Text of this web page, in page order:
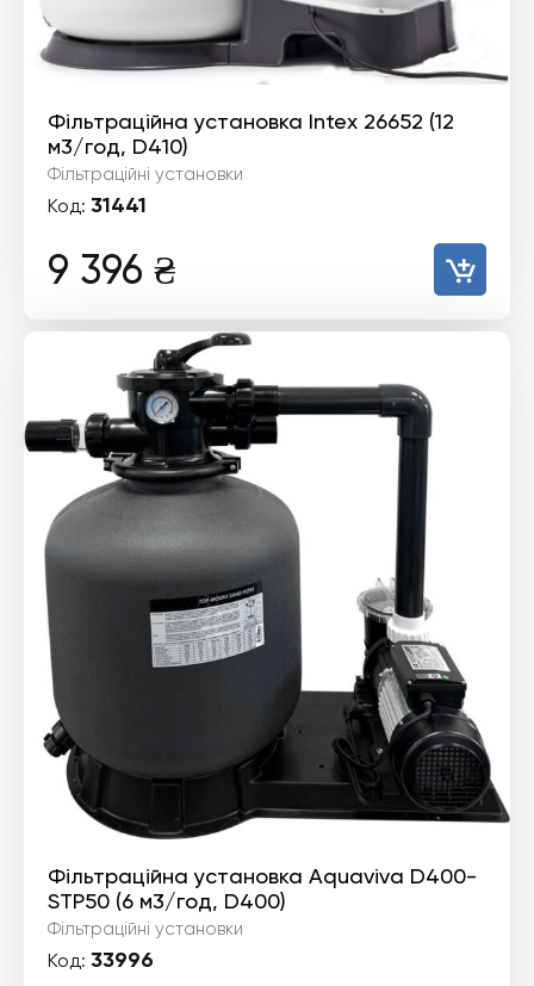
Фільтраційна установка Intex 26652 (12
м3/год, D410)
Фільтраційні установки
Код: 31441
9 396 ₴
Фільтраційна установка Aquaviva D400-
STP50 (6 м3/год, D400)
Фільтраційні установки
Код: 33996